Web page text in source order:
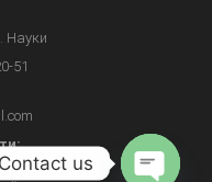
Науки
51
Contact us